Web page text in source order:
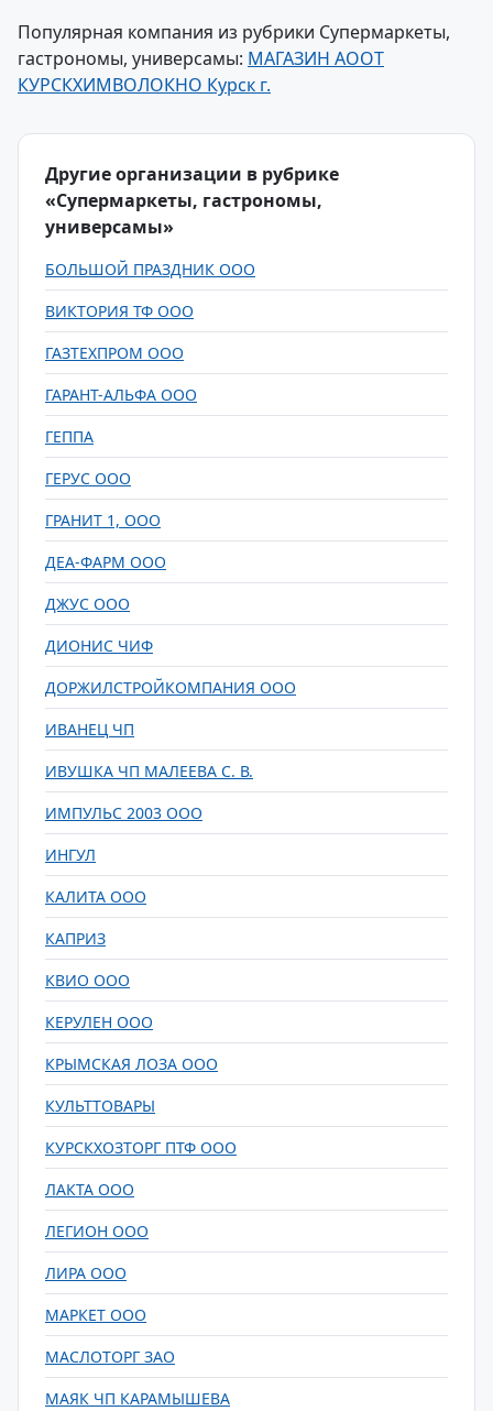
Популярная компания из рубрики Супермаркеты,
гастрономы, универсамы: МАГАЗИН АООТ
КУРСКХИМВОЛОКНО Курск г.
Другие организации в рубрике
«Супермаркеты, гастрономы,
универсамы»
БОЛЬШОЙ ПРАЗДНИК ООО
ВИКТОРИЯ ТФ ООО
ГАЗТЕХПРОМ ООО
ГАРАНТ-АЛЬФА ООО
ГЕППА
ГЕРУС ООО
ГРАНИТ 1, ООО
ДЕА-ФАРМ ООО
ДЖУС ООО
ДИОНИС ЧИФ
ДОРЖИЛСТРОЙКОМПАНИЯ ООО
ИВАНЕЦ ЧП
ИВУШКА ЧП МАЛЕЕВА С. В.
ИМПУЛЬС 2003 ООО
ИНГУЛ
КАЛИТА ООО
КАПРИЗ
КВИО ООО
КЕРУЛЕН ООО
КРЫМСКАЯ ЛОЗА ООО
КУЛЬТТОВАРЫ
КУРСКХОЗТОРГ ПТФ ООО
ЛАКТА ООО
ЛЕГИОН ООО
ЛИРА ООО
МАРКЕТ ООО
МАСЛОТОРГ ЗАО
МАЯК ЧП КАРАМЫШЕВА